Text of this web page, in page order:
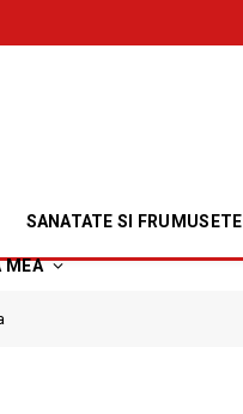
SANATATE SI FRUMUSETE
MEA